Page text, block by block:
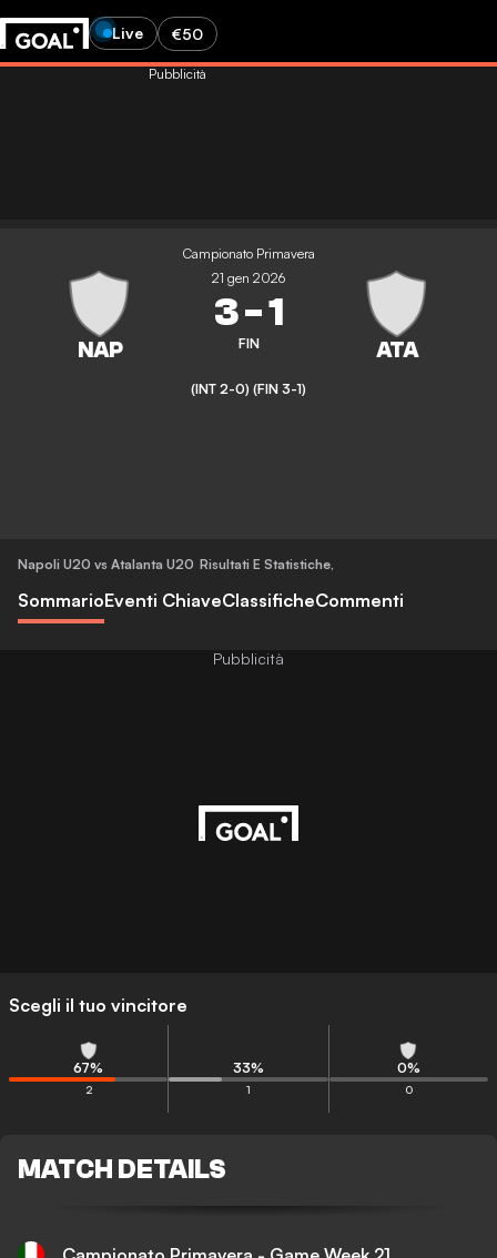
Live €50
Pubblicità
Campionato Primavera
21 gen 2026
3-1
FIN
(INT 2-0) (FIN 3-1)
Napoli U20 vs Atalanta U20 Risultati E Statistiche,
SommarioEventi ChiaveClassificheCommenti
Scegli il tuo vincitore
67%
2
33%
1
0%
0
MATCH DETAILS
Pubblicità